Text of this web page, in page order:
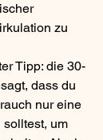
zu
Tipp: die 30-
dass du
nur eine
um